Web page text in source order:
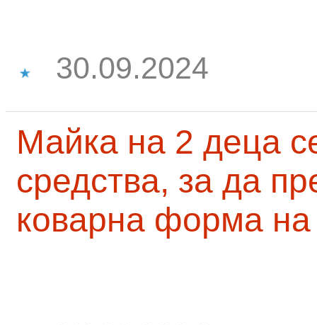
30.09.2024
Майка на 2 деца
средства, за да
коварна форма на